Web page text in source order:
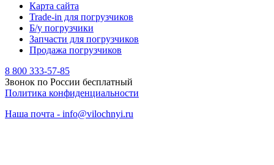
Карта сайта
Trade-in для погрузчиков
Б/у погрузчики
Запчасти для погрузчиков
Продажа погрузчиков
8 800 333-57-85
Звонок по России бесплатный
Политика конфиденциальности
Наша почта - info@vilochnyi.ru